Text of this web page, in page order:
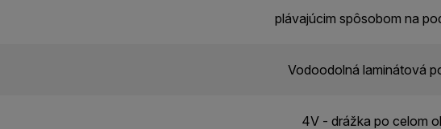
plávajúcim spôsobom na
Vodoodolná laminátová
4V - drážka po celom